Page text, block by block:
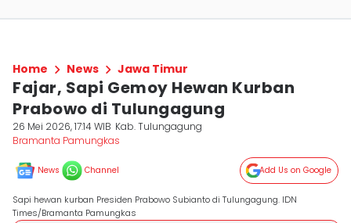
Home News Jawa Timur
Fajar, Sapi Gemoy Hewan Kurban
Prabowo di Tulungagung
26 Mei 2026, 17:14 WIB Kab. Tulungagung
Bramanta Pamungkas
News Channel Add Us on Google
Sapi hewan kurban Presiden Prabowo Subianto di Tulungagung. IDN
Times/Bramanta Pamungkas